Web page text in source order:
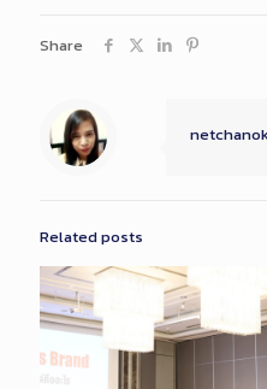
Share
Related posts